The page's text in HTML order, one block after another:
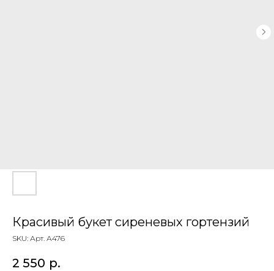
Красивый букет сиреневых гортензий
SKU: Арт. А476
2 550 р.